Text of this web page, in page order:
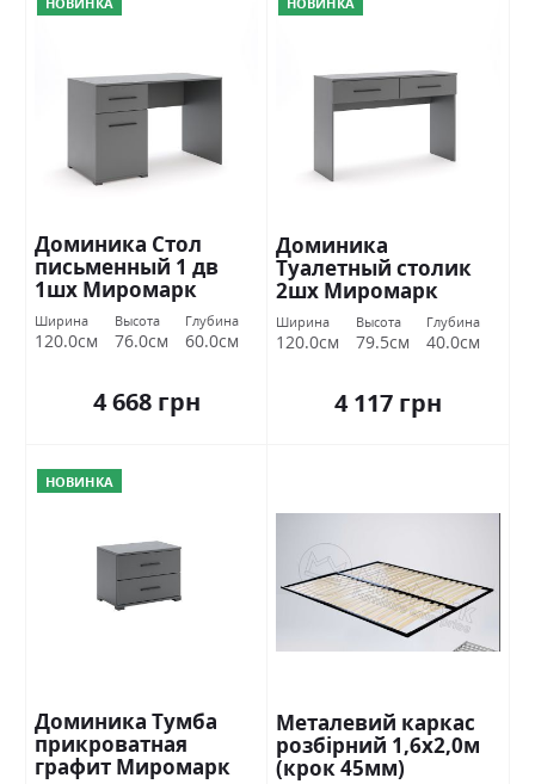
Доминика Стол
письменный 1 дв
1шх Миромарк
Ширина
120.0см
Высота
76.0см
Глубина
60.0см
4 668 грн
Доминика
Туалетный столик
2шх Миромарк
Ширина
120.0см
Высота
79.5см
Глубина
40.0см
4 117 грн
НОВИНКА
Доминика Тумба
прикроватная
графит Миромарк
Металевий каркас
розбірний 1,6х2,0м
(крок 45мм)